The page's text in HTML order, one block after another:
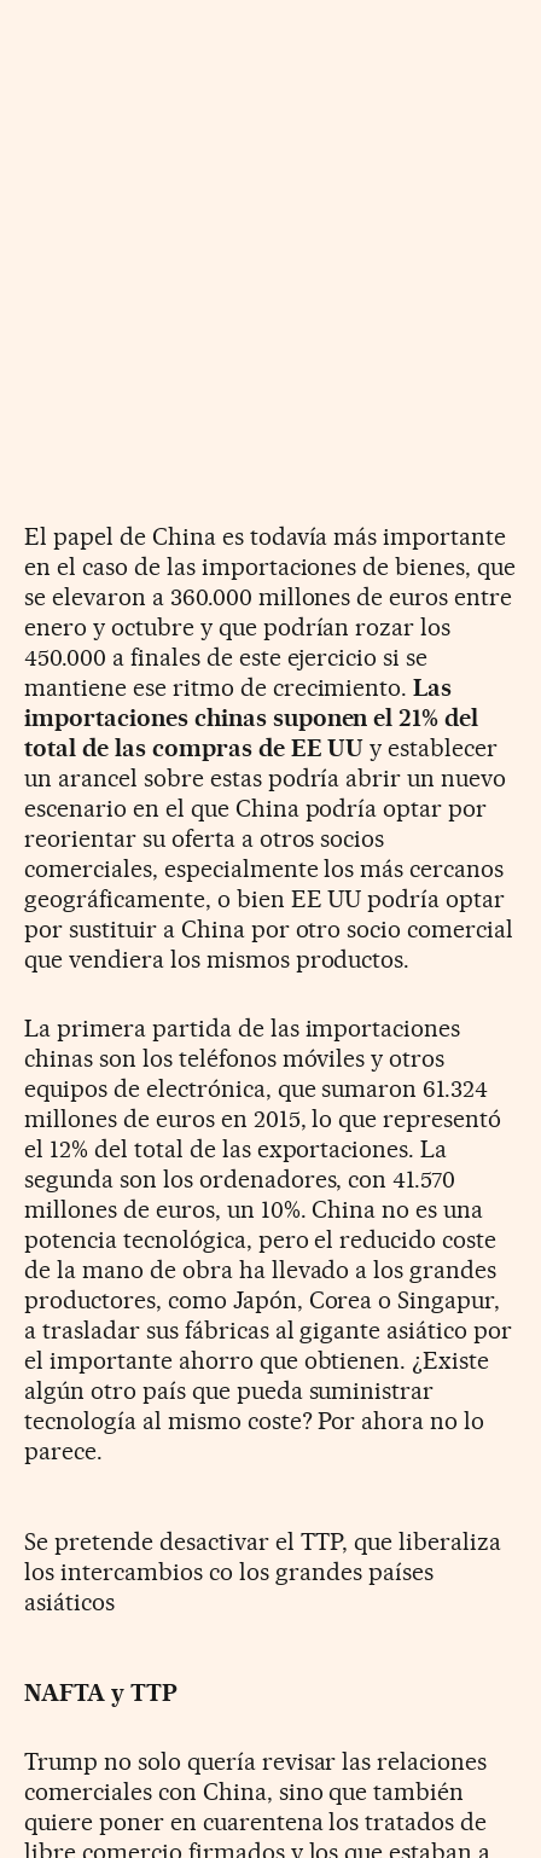
El papel de China es todavía más importante
en el caso de las importaciones de bienes, que
se elevaron a 360.000 millones de euros entre
enero y octubre y que podrían rozar los
450.000 a finales de este ejercicio si se
mantiene ese ritmo de crecimiento.Las
importaciones chinas suponen el 21% del
total de las compras de EE UU y establecer
un arancel sobre estas podría abrir un nuevo
escenario en el que China podría optar por
reorientar su oferta a otros socios
comerciales, especialmente los más cercanos
geográficamente, o bien EE UU podría optar
por sustituir a China por otro socio comercial
que vendiera los mismos productos.
La primera partida de las importaciones
chinas son los teléfonos móviles y otros
equipos de electrónica, que sumaron 61.324
millones de euros en 2015, lo que representó
el 12% del total de las exportaciones. La
segunda son los ordenadores, con 41.570
millones de euros, un 10%. China no es una
potencia tecnológica, pero el reducido coste
de la mano de obra ha llevado a los grandes
productores, como Japón, Corea o Singapur,
a trasladar sus fábricas al gigante asiático por
el importante ahorro que obtienen. ¿Existe
algún otro país que pueda suministrar
tecnología al mismo coste? Por ahora no lo
parece.
Se pretende desactivar el TTP, que liberaliza
los intercambios co los grandes países
asiáticos
NAFTA y TTP
Trump no solo quería revisar las relaciones
comerciales con China, sino que también
quiere poner en cuarentena los tratados de
libre comercio firmados y los que estaban a